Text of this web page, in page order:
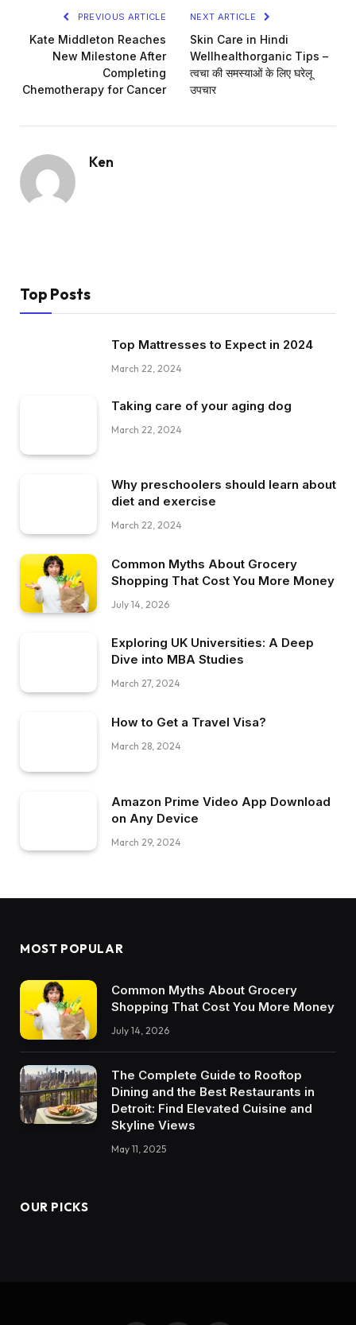
PREVIOUS ARTICLE
Kate Middleton Reaches
New Milestone After
Completing
Chemotherapy for Cancer
NEXT ARTICLE
Skin Care in Hindi
Wellhealthorganic Tips –
त्वचा की समस्याओं के लिए घरेलू
उपचार
Ken
Top Posts
Top Mattresses to Expect in 2024
March 22, 2024
Taking care of your aging dog
March 22, 2024
Why preschoolers should learn about
diet and exercise
March 22, 2024
Common Myths About Grocery
Shopping That Cost You More Money
July 14, 2026
Exploring UK Universities: A Deep
Dive into MBA Studies
March 27, 2024
How to Get a Travel Visa?
March 28, 2024
Amazon Prime Video App Download
on Any Device
March 29, 2024
MOST POPULAR
Common Myths About Grocery
Shopping That Cost You More Money
July 14, 2026
The Complete Guide to Rooftop
Dining and the Best Restaurants in
Detroit: Find Elevated Cuisine and
Skyline Views
May 11, 2025
OUR PICKS